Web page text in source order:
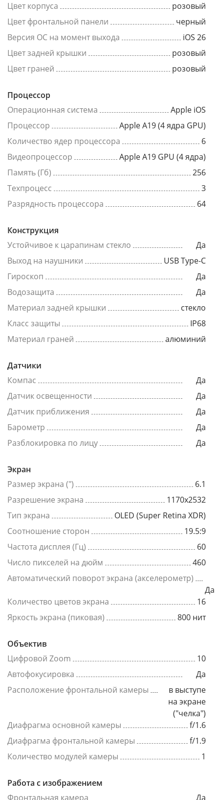
Цвет корпуса
розовый
Цвет фронтальной панели
черный
Версия ОС на момент выхода
iOS 26
Цвет задней крышки
розовый
Цвет граней
розовый
Процессор
Операционная система
Apple iOS
Процессор
Apple A19 (4 ядра GPU)
Количество ядер процессора
6
Видеопроцессор
Apple A19 GPU (4 ядра)
Память (Гб)
256
Техпроцесс
3
Разрядность процессора
64
Конструкция
Устойчивое к царапинам стекло
Да
Выход на наушники
USB Type-C
Гироскоп
Да
Водозащита
Да
Материал задней крышки
стекло
Класс защиты
IP68
Материал граней
алюминий
Датчики
Компас
Да
Датчик освещенности
Да
Датчик приближения
Да
Барометр
Да
Разблокировка по лицу
Да
Экран
Размер экрана (")
6.1
Разрешение экрана
1170x2532
Тип экрана
OLED (Super Retina XDR)
Соотношение сторон
19.5:9
Частота дисплея (Гц)
60
Число пикселей на дюйм
460
Автоматический поворот экрана (акселерометр)
Да
Количество цветов экрана
16
Яркость экрана (пиковая)
800 нит
Объектив
Цифровой Zoom
10
Автофокусировка
Да
Расположение фронтальной камеры
в выступе
на экране
("челка")
Диафрагма основной камеры
f/1.6
Диафрагма фронтальной камеры
f/1.9
Количество модулей камеры
1
Работа с изображением
Фронтальная камера
Да